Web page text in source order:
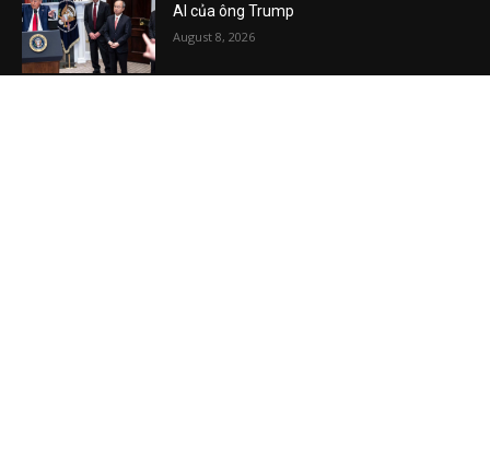
AI của ông Trump
August 8, 2026